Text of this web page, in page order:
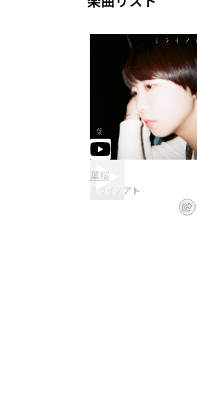
葉桜
ミライノアト